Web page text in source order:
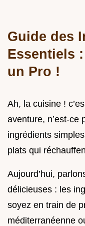
Guide des
Essentiels
un Pro !
Ah, la cuisine !
aventure, n’est-ce
ingrédients
plats qui
Aujourd’hui,
délicieuses : les
soyez en train de
méditerranéenne